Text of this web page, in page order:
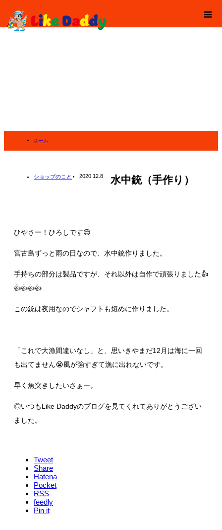
ホーム
ショップのこと
ショップのこと 2020.12.8 水中銃（手作り）
ひやさー！ひろしです😊
宮古島ずっと雨の日なので、水中銃作りました。
手持ちの部分は製品ですが、それ以外は自作で頑張りました👍
👍👍👍👍
この銃は夜用なのでシャフトも短めに作りました。
「これで大漁間違いなし」と、思いきやまだ12月は海に一回
も出てません😭風が強すぎて漁に出れないです。
早く魚突きしたいさぁー。
◎いつもLike Daddyのブログを見てくれてありがとうござい
ました。
Tweet
Share
Hatena
Pocket
RSS
feedly
Pin it